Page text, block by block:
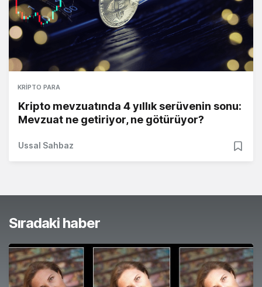
KRIPTO PARA
Kripto mevzuatında 4 yıllık serüvenin sonu:
Mevzuat ne getiriyor, ne götürüyor?
Ussal Sahbaz
Sıradaki haber